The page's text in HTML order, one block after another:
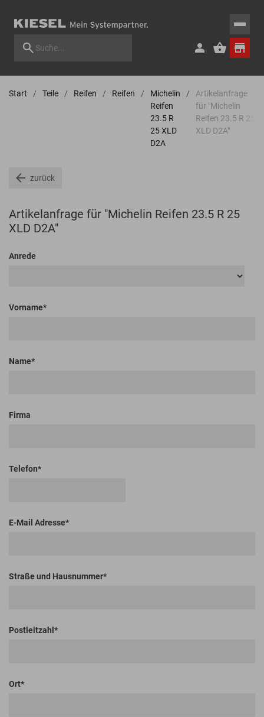
Start Teile Reifen Reifen
Michelin
Reifen
23.5 R
25 XLD
D2A
Artikelanfrage
für "Michelin
Reifen 23.5 R 25
XLD D2A"
zurück
Artikelanfrage für "Michelin Reifen 23.5 R 25
XLD D2A"
Anrede
Vorname
Name
Firma
Telefon
E-Mail Adresse
Straße und Hausnummer
Postleitzahl
Ort